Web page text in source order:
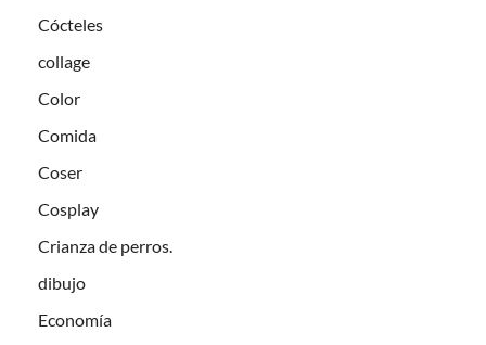
Cócteles
collage
Color
Comida
Coser
Cosplay
Crianza de perros.
dibujo
Economía